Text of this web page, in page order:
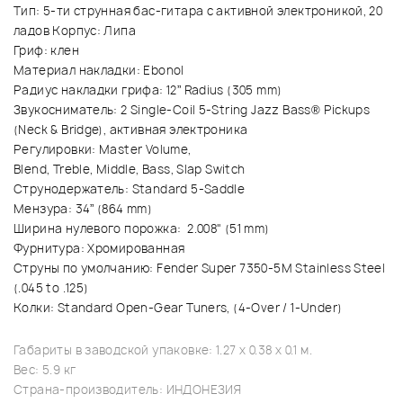
Тип: 5-ти струнная бас-гитара с активной электроникой, 20
ладов Корпус: Липа
Гриф: клен
Материал накладки: Ebonol
Радиус накладки грифа: 12” Radius (305 mm)
Звукосниматель: 2 Single-Coil 5-String Jazz Bass® Pickups
(Neck & Bridge), активная электроника
Регулировки: Master Volume,
Blend, Treble, Middle, Bass, Slap Switch
Струнодержатель: Standard 5-Saddle
Мензура: 34” (864 mm)
Ширина нулевого порожка: 2.008" (51 mm)
Фурнитура: Хромированная
Струны по умолчанию: Fender Super 7350-5M Stainless Steel
(.045 to .125)
Колки: Standard Open-Gear Tuners, (4-Over / 1-Under)
Габариты в заводской упаковке: 1.27 x 0.38 x 0.1 м.
Вес: 5.9 кг
Страна-производитель: ИНДОНЕЗИЯ